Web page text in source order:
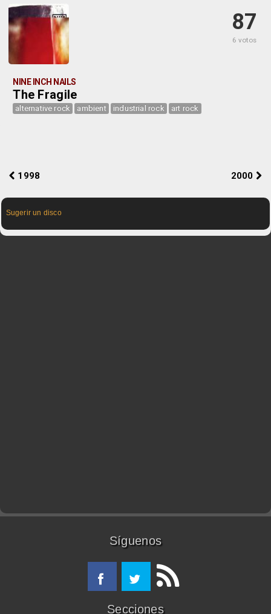
87
6 votos
NINE INCH NAILS
The Fragile
alternative rock ambient industrial rock art rock
1998 2000
Sugerir un disco
Síguenos
Secciones